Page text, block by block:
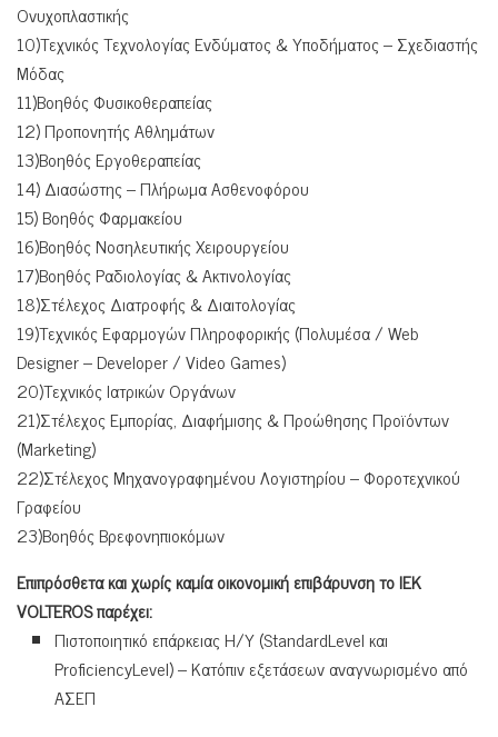
Ονυχοπλαστικής
10)Τεχνικός Τεχνολογίας Ενδύματος & Υποδήματος – Σχεδιαστής
Μόδας
11)Βοηθός Φυσικοθεραπείας
12) Προπονητής Αθλημάτων
13)Βοηθός Εργοθεραπείας
14) Διασώστης – Πλήρωμα Ασθενοφόρου
15) Βοηθός Φαρμακείου
16)Βοηθός Νοσηλευτικής Χειρουργείου
17)Βοηθός Ραδιολογίας & Ακτινολογίας
18)Στέλεχος Διατροφής & Διαιτολογίας
19)Τεχνικός Εφαρμογών Πληροφορικής (Πολυμέσα / Web
Designer – Developer / Video Games)
20)Τεχνικός Ιατρικών Οργάνων
21)Στέλεχος Εμπορίας, Διαφήμισης & Προώθησης Προϊόντων
(Marketing)
22)Στέλεχος Μηχανογραφημένου Λογιστηρίου – Φοροτεχνικού
Γραφείου
23)Βοηθός Βρεφονηπιοκόμων
Επιπρόσθετα και χωρίς καμία οικονομική επιβάρυνση το ΙΕΚ
VOLTEROS παρέχει:
Πιστοποιητικό επάρκειας Η/Υ (StandardLevel και
ProficiencyLevel) – Κατόπιν εξετάσεων αναγνωρισμένο από
ΑΣΕΠ